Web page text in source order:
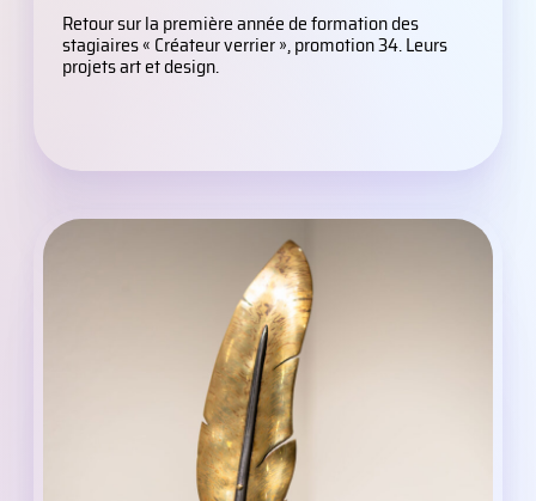
Retour sur la première année de formation des
stagiaires « Créateur verrier », promotion 34. Leurs
projets art et design.